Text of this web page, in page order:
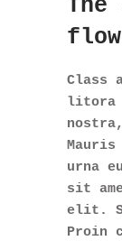
Class
litora
urna
sit
elit.
Proin